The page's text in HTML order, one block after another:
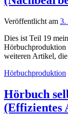
Veröffentlicht am 3.
Dies ist Teil 19
weiteren Artikel,
Hörbuchproduktion
Hörbuch
(Effizientes